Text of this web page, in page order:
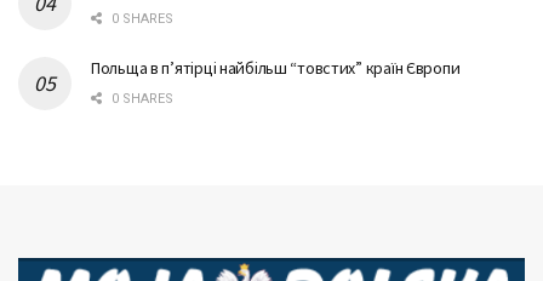
0 SHARES
Польща в п’ятірці найбільш “товстих” країн Європи
0 SHARES